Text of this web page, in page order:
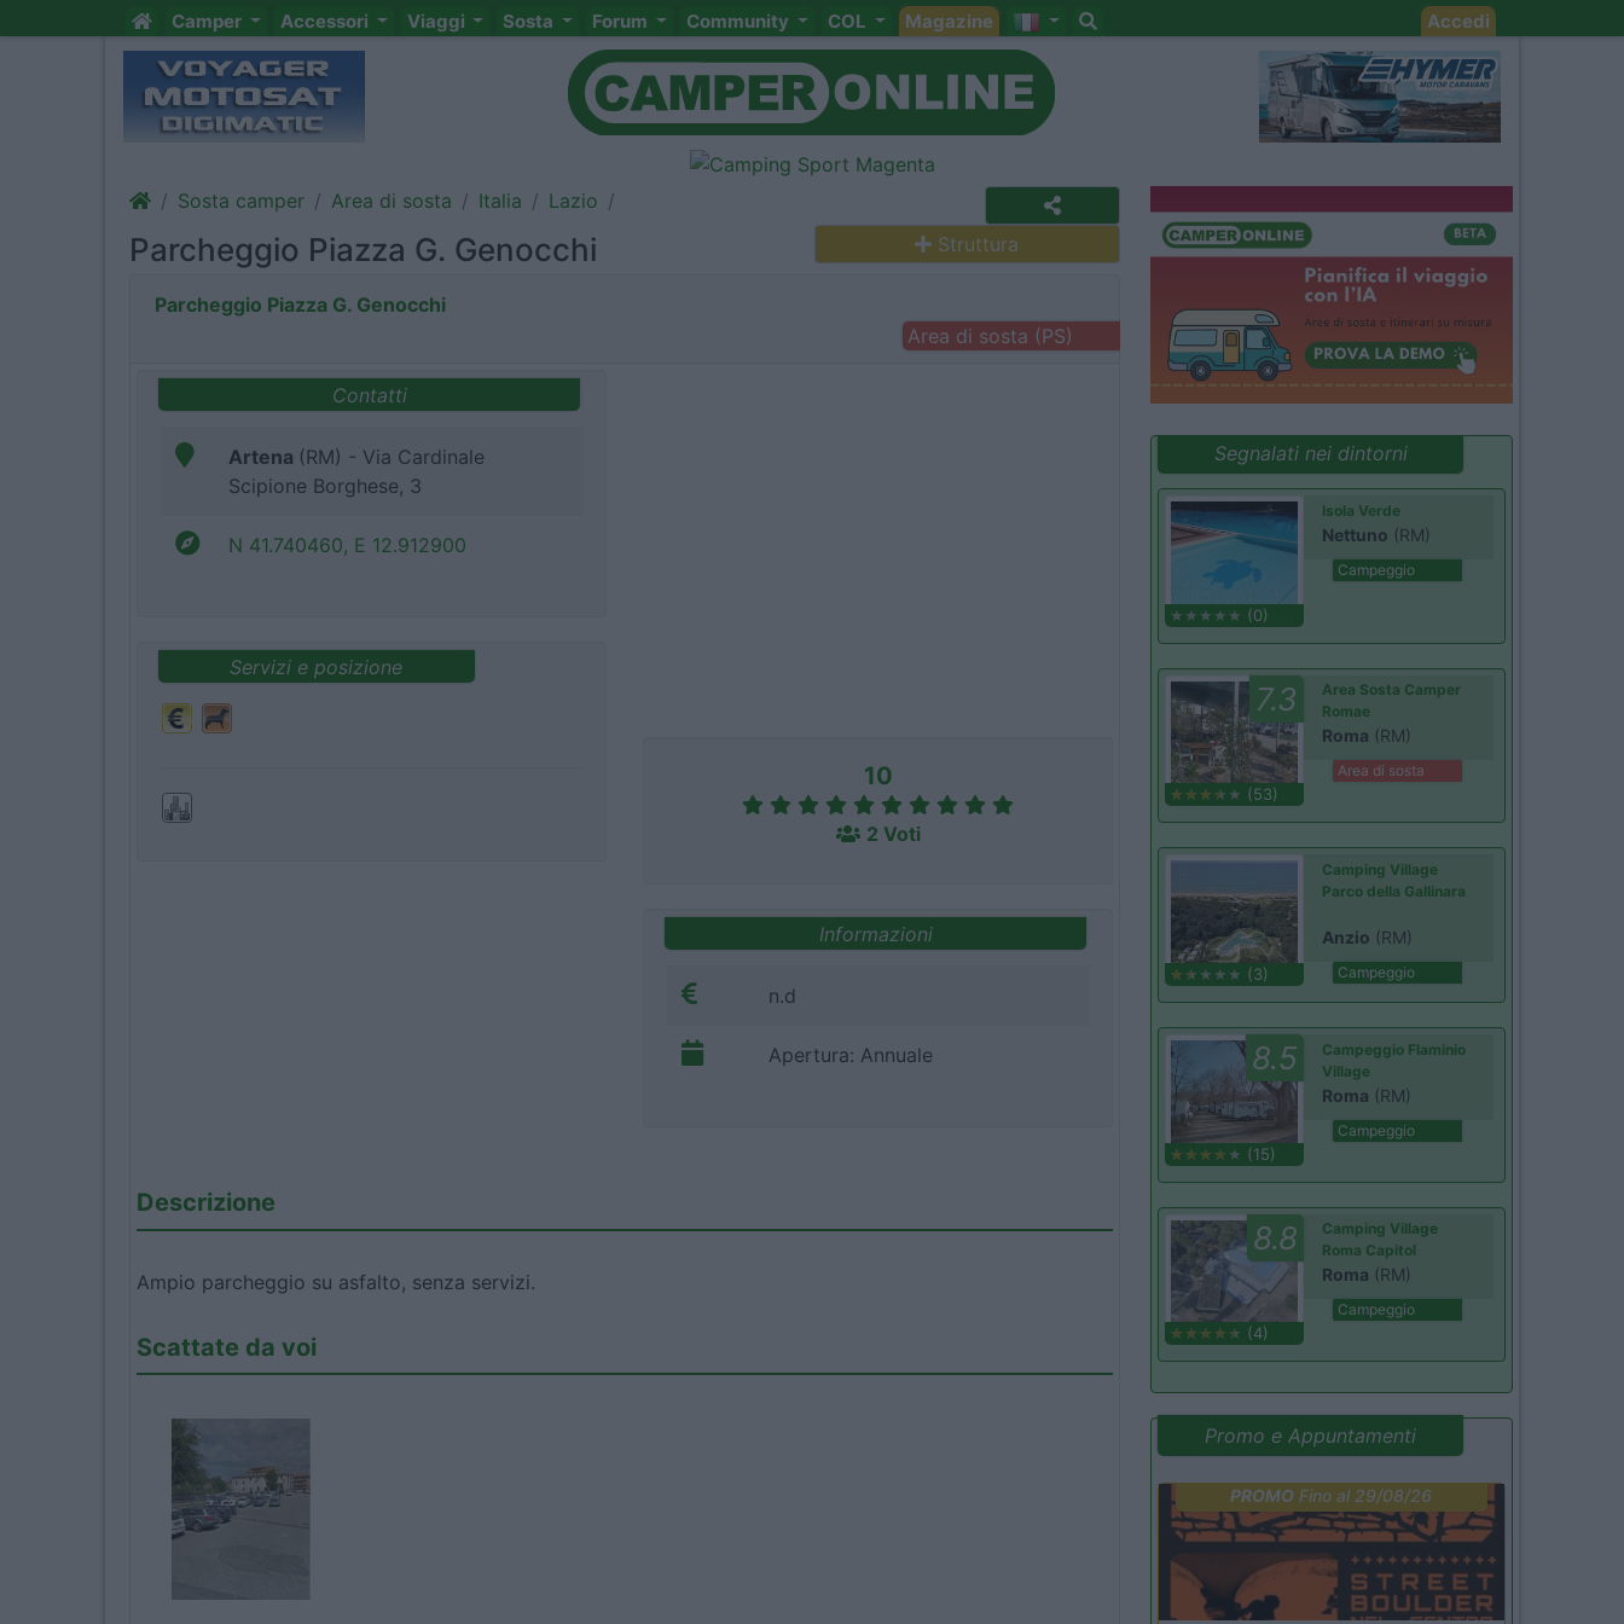
Camper Accessori Viaggi Sosta Forum Community COL Magazine Accedi
Sosta camper Area di sosta Italia Lazio
Parcheggio Piazza G. Genocchi Struttura
Parcheggio Piazza G. Genocchi
Area di sosta (PS)
Contatti
Artena (RM) - Via Cardinale
Scipione Borghese, 3
N 41.740460, E 12.912900
Servizi e posizione
10
2 Voti
Informazioni
n.d
Apertura: Annuale
Descrizione
Ampio parcheggio su asfalto, senza servizi.
Scattate da voi
Segnalati nei dintorni
(0)
Isola Verde
Nettuno (RM)
Campeggio
7.3
(53)
Area Sosta Camper
Romae
Roma (RM)
Area di sosta
(3)
Camping Village
Parco della Gallinara
Anzio (RM)
Campeggio
8.5
(15)
Campeggio Flaminio
Village
Roma (RM)
Campeggio
8.8
(4)
Camping Village
Roma Capitol
Roma (RM)
Campeggio
Promo e Appuntamenti
PROMO Fino al 29/08/26